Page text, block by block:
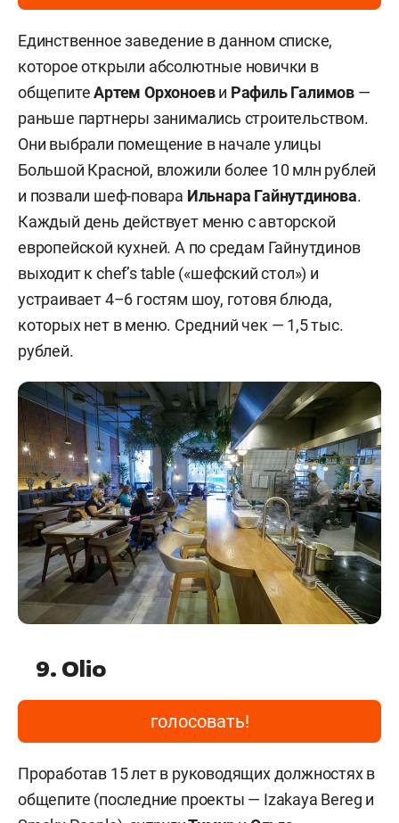
Единственное заведение в данном списке,
которое открыли абсолютные новички в
общепитеАртем Орхоноеви Рафиль Галимов —
раньше партнеры занимались строительством.
Они выбрали помещение в начале улицы
Большой Красной, вложили более 10 млн рублей
и позвали шеф-повара Ильнара Гайнутдинова.
Каждый день действует меню с авторской
европейской кухней. А по средам Гайнутдинов
выходит к chef’s table («шефский стол») и
устраивает 4–6 гостям шоу, готовя блюда,
которых нет в меню. Средний чек — 1,5 тыс.
рублей.
9. Olio
голосовать!
Проработав 15 лет в руководящих должностях в
общепите (последние проекты — Izakaya Bereg и